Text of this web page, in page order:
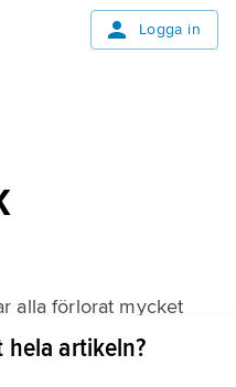
Logga in
alla förlorat mycket
blivit mer eller
hela artikeln?